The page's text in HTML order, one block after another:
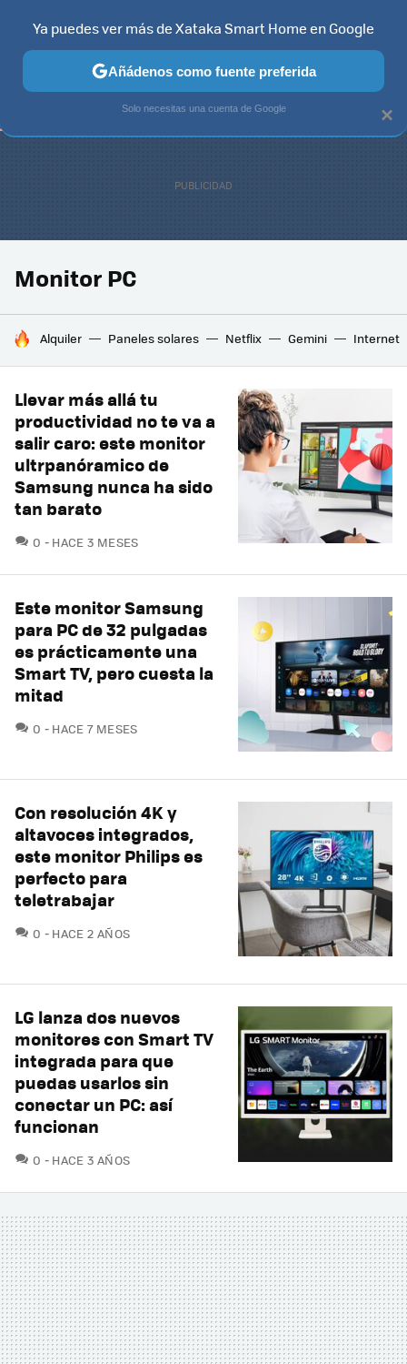
TELEVISORES CONTENIDOS SMART TV SELECCIÓN
Monitor PC
HOY SE HABLA DE
Alquiler Paneles solares Netflix Gemini Internet
Llevar más allá tu
productividad no te va a
salir caro: este monitor
ultrpanóramico de
Samsung nunca ha sido
tan barato
0 COMENTARIOS
HACE 3 MESES
Este monitor Samsung
para PC de 32 pulgadas
es prácticamente una
Smart TV, pero cuesta la
mitad
0 COMENTARIOS
HACE 7 MESES
Con resolución 4K y
altavoces integrados,
este monitor Philips es
perfecto para
teletrabajar
0 COMENTARIOS
HACE 2 AÑOS
LG lanza dos nuevos
monitores con Smart TV
integrada para que
puedas usarlos sin
conectar un PC: así
funcionan
0 COMENTARIOS
HACE 3 AÑOS
×
Ya puedes ver más de Xataka Smart Home en Google
Añádenos como fuente preferida
Solo necesitas una cuenta de Google